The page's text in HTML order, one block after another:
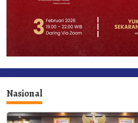
Nasional